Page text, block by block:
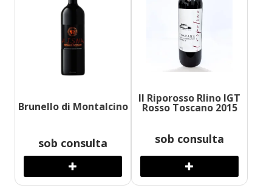
Brunello di Montalcino
sob consulta
Il Riporosso Rlino IGT
Rosso Toscano 2015
sob consulta